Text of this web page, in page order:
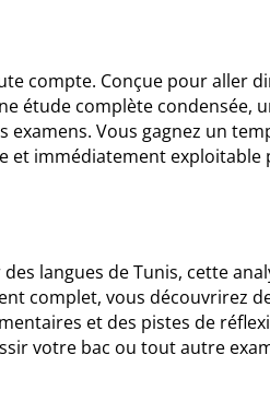
compte. Conçue pour aller
étude complète condensée,
Vous gagnez un
et immédiatement exploitable
langues de Tunis, cette
complet, vous découvrirez
et des pistes de
votre bac ou tout autre